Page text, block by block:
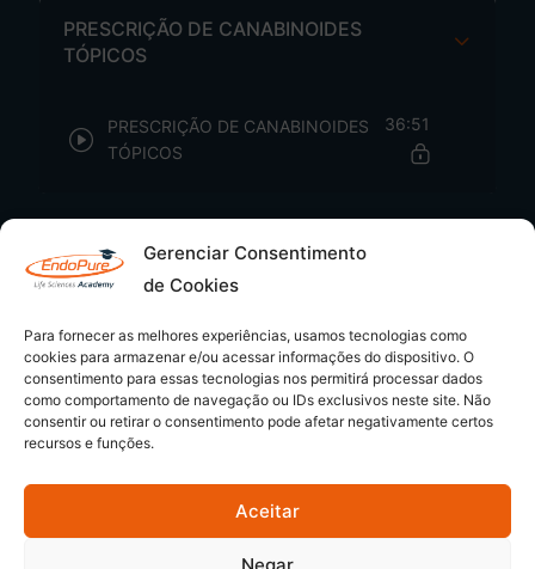
Gerenciar Consentimento
de Cookies
Para fornecer as melhores experiências, usamos tecnologias como
cookies para armazenar e/ou acessar informações do dispositivo. O
consentimento para essas tecnologias nos permitirá processar dados
como comportamento de navegação ou IDs exclusivos neste site. Não
consentir ou retirar o consentimento pode afetar negativamente certos
recursos e funções.
Aceitar
Negar
PRESCRIÇÃO DE CANABINOIDES
TÓPICOS
PRESCRIÇÃO DE CANABINOIDES
TÓPICOS
36:51
© 2026 - EndoPure Academy | CNPJ: 54.349.169/0001-80